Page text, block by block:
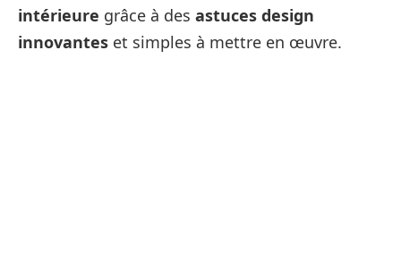
intérieure grâce à des astuces design
innovantes et simples à mettre en œuvre.